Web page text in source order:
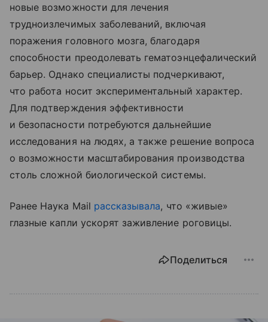
новые возможности для лечения
трудноизлечимых заболеваний, включая
поражения головного мозга, благодаря
способности преодолевать гематоэнцефалический
барьер. Однако специалисты подчеркивают,
что работа носит экспериментальный характер.
Для подтверждения эффективности
и безопасности потребуются дальнейшие
исследования на людях, а также решение вопроса
о возможности масштабирования производства
столь сложной биологической системы.
Ранее Наука Mail рассказывала, что «живые»
глазные капли ускорят заживление роговицы.
Поделиться